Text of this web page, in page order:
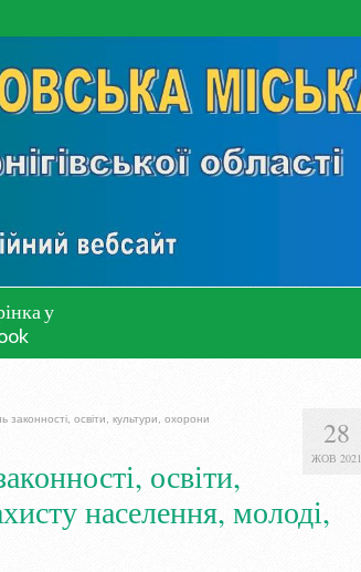
у
28
ЖОВ 2021
законності, освіти, культури, охорони
освіти,
населення, молоді,